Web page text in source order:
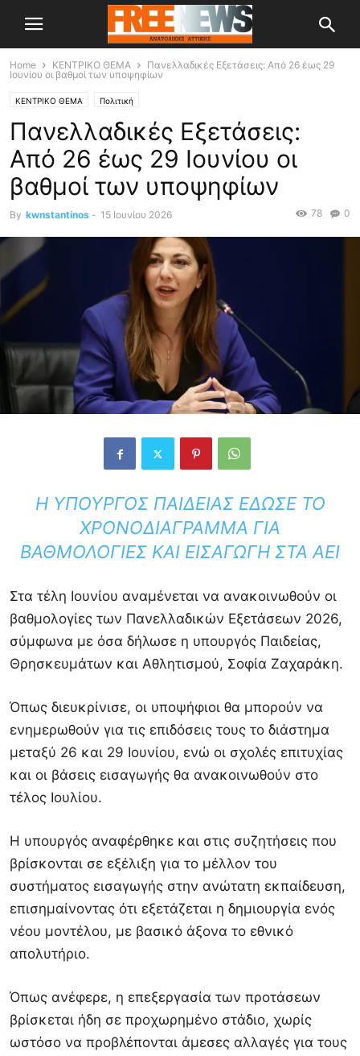
Home ΚΕΝΤΡΙΚΟ ΘΕΜΑ
Πανελλαδικές Εξετάσεις: Από 26 έως 29
Ιουνίου οι βαθμοί των υποψηφίων
ΚΕΝΤΡΙΚΟ ΘΕΜΑ Πολιτική
Πανελλαδικές Εξετάσεις:
Από 26 έως 29 Ιουνίου οι
βαθμοί των υποψηφίων
By kwnstantinos - 15 Ιουνίου 2026 0
78
Η ΥΠΟΥΡΓΌΣ ΠΑΙΔΕΊΑΣ ΈΔΩΣΕ ΤΟ
ΧΡΟΝΟΔΙΆΓΡΑΜΜΑ ΓΙΑ
ΒΑΘΜΟΛΟΓΊΕΣ ΚΑΙ ΕΙΣΑΓΩΓΉ ΣΤΑ ΑΕΙ
Στα τέλη Ιουνίου αναμένεται να ανακοινωθούν οι
βαθμολογίες των Πανελλαδικών Εξετάσεων 2026,
σύμφωνα με όσα δήλωσε η υπουργός Παιδείας,
Θρησκευμάτων και Αθλητισμού, Σοφία Ζαχαράκη.
Όπως διευκρίνισε, οι υποψήφιοι θα μπορούν να
ενημερωθούν για τις επιδόσεις τους το διάστημα
μεταξύ 26 και 29 Ιουνίου, ενώ οι σχολές επιτυχίας
και οι βάσεις εισαγωγής θα ανακοινωθούν στο
τέλος Ιουλίου.
Η υπουργός αναφέρθηκε και στις συζητήσεις που
βρίσκονται σε εξέλιξη για το μέλλον του
συστήματος εισαγωγής στην ανώτατη εκπαίδευση,
επισημαίνοντας ότι εξετάζεται η δημιουργία ενός
νέου μοντέλου, με βασικό άξονα το εθνικό
απολυτήριο.
Όπως ανέφερε, η επεξεργασία των προτάσεων
βρίσκεται ήδη σε προχωρημένο στάδιο, χωρίς
ωστόσο να προβλέπονται άμεσες αλλαγές για τους